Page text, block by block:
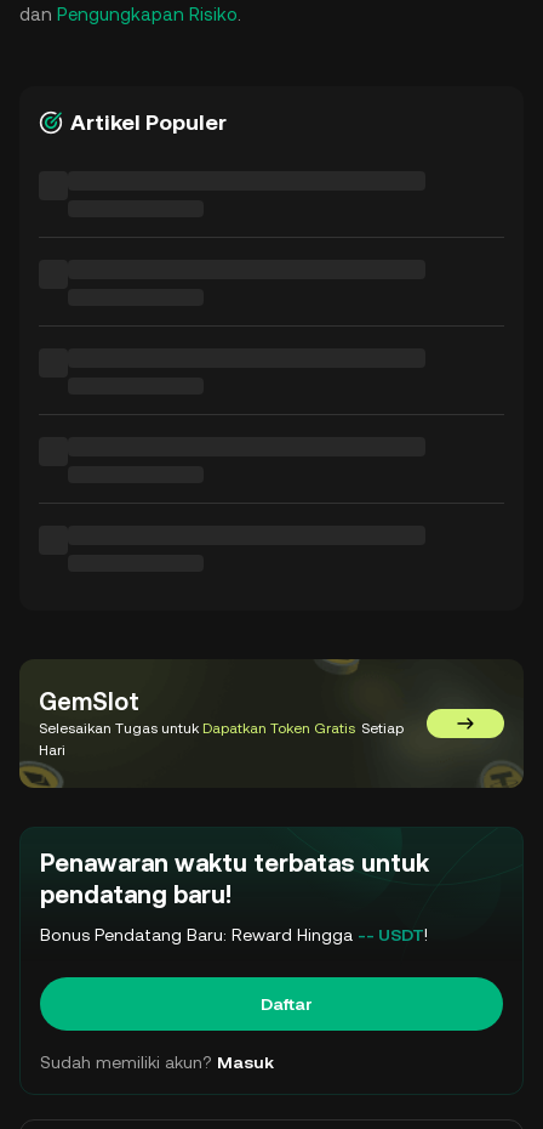
dan Pengungkapan Risiko
Artikel Populer
GemSlot
Selesaikan Tugas untuk Dapatkan Token Gratis Setiap
Hari
Kunjungi
Penawaran waktu terbatas untuk
pendatang baru!
Bonus Pendatang Baru: Reward Hingga -- USDT!
Daftar
Sudah memiliki akun? Masuk